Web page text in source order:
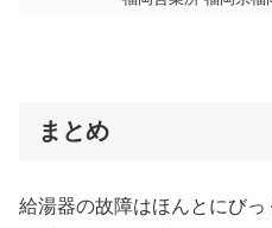
まとめ
給湯器の故障はほんとにびっ